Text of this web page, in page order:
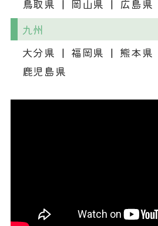
鳥取県 岡山県 広島県
九州
大分県
福岡県 熊本県
鹿児島県